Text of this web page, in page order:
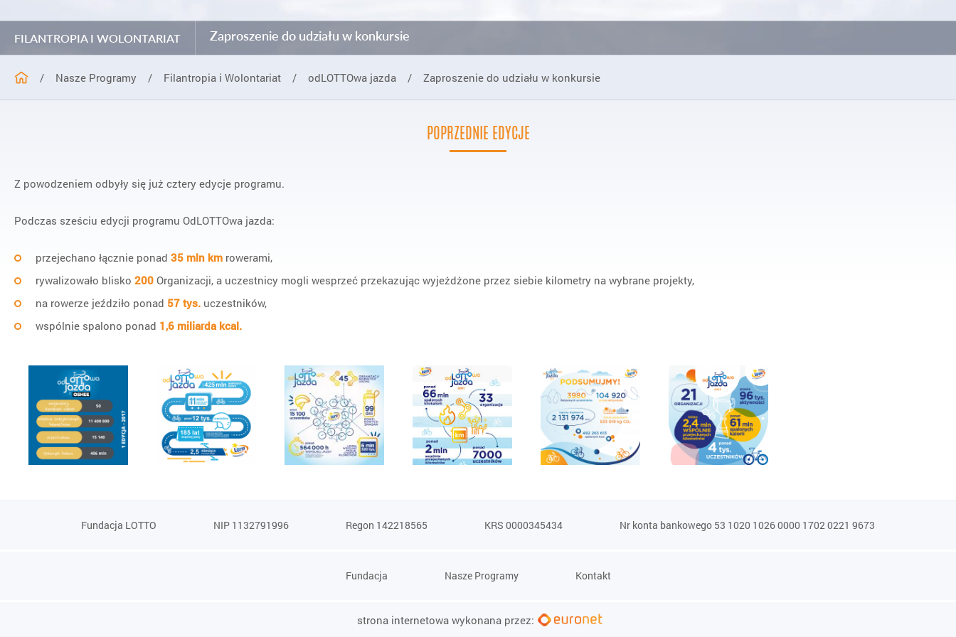
FILANTROPIA I WOLONTARIAT Zaproszenie do udziału w konkursie
/ Nasze Programy / Filantropia i Wolontariat / odLOTTOwa jazda / Zaproszenie do udziału w konkursie
POPRZEDNIE EDYCJE
Z powodzeniem odbyły się już cztery edycje programu.
Podczas sześciu edycji programu OdLOTTOwa jazda:
przejechano łącznie ponad 35 mln km rowerami,
rywalizowało blisko 200 Organizacji, a uczestnicy mogli wesprzeć przekazując wyjeżdżone przez siebie kilometry na wybrane projekty,
na rowerze jeździło ponad 57 tys. uczestników,
wspólnie spalono ponad 1,6 miliarda kcal.
Fundacja LOTTO NIP 1132791996 Regon 142218565 KRS 0000345434 Nr konta bankowego 53 1020 1026 0000 1702 0221 9673
Fundacja Nasze Programy Kontakt
strona internetowa wykonana przez: